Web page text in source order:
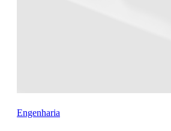
Engenharia